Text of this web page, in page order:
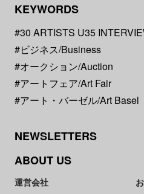
KEYWORDS
#30 ARTISTS U35
#ビジネス/Business
#オークション/Auction
#アートフェア/Art Fair
#アート・バーゼル/Art Basel
NEWSLETTERS
ABOUT US
運営会社